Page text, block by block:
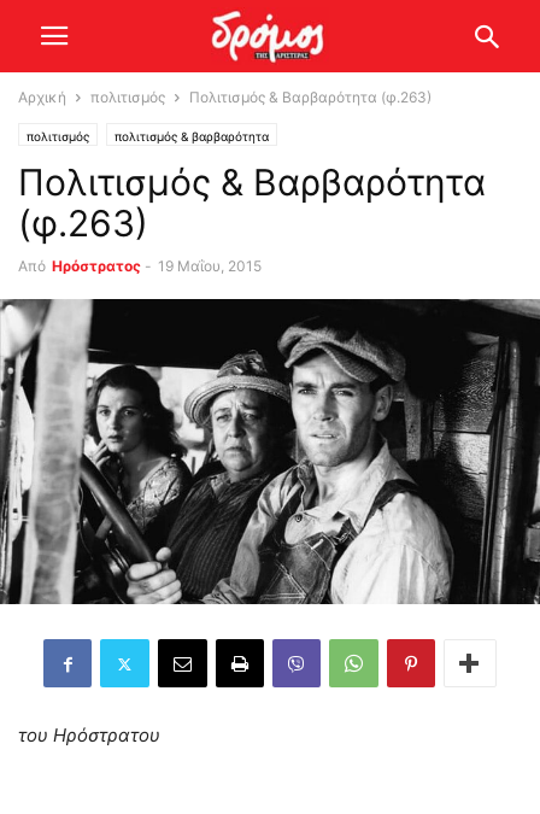
Αρχική πολιτισμός Πολιτισμός & Βαρβαρότητα (φ.263)
πολιτισμός πολιτισμός & βαρβαρότητα
Πολιτισμός & Βαρβαρότητα
(φ.263)
Από Ηρόστρατος - 19 Μαΐου, 2015
του Ηρόστρατου